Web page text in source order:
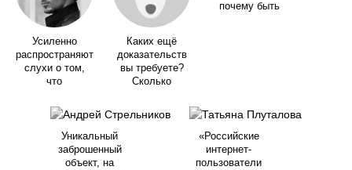
Усиленно
распространяют
слухи о том,
что
Каких ещё
доказательств
вы требуете?
Сколько
почему быть
Уникальный
заброшенный
объект, на
«Российские
интернет-
пользователи